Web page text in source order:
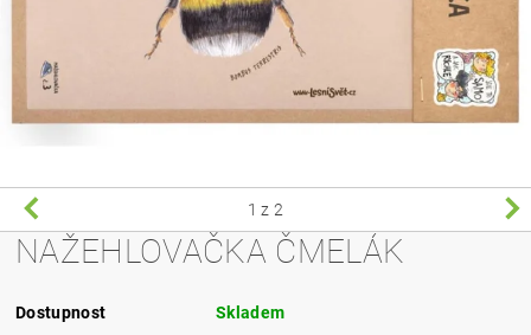
1 z 2
NAŽEHLOVAČKA ČMELÁK
Dostupnost Skladem